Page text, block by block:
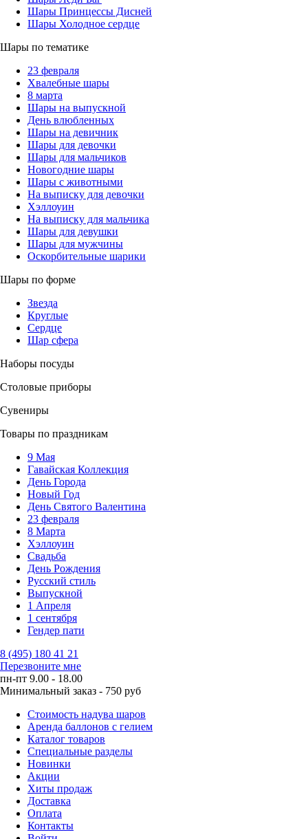
Шары Принцессы Дисней
Шары Холодное сердце
Шары по тематике
23 февраля
Хвалебные шары
8 марта
Шары на выпускной
День влюбленных
Шары на девичник
Шары для девочки
Шары для мальчиков
Новогодние шары
Шары с животными
На выписку для девочки
Хэллоуин
На выписку для мальчика
Шары для девушки
Шары для мужчины
Оскорбительные шарики
Шары по форме
Звезда
Круглые
Сердце
Шар сфера
Наборы посуды
Столовые приборы
Сувениры
Товары по праздникам
9 Мая
Гавайская Коллекция
День Города
Новый Год
День Святого Валентина
23 февраля
8 Марта
Хэллоуин
Свадьба
День Рождения
Русский стиль
Выпускной
1 Апреля
1 сентября
Гендер пати
8 (495) 180 41 21
Перезвоните мне
пн-пт 9.00 - 18.00
Минимальный заказ - 750 руб
Стоимость надува шаров
Аренда баллонов с гелием
Каталог товаров
Специальные разделы
Новинки
Акции
Хиты продаж
Доставка
Оплата
Контакты